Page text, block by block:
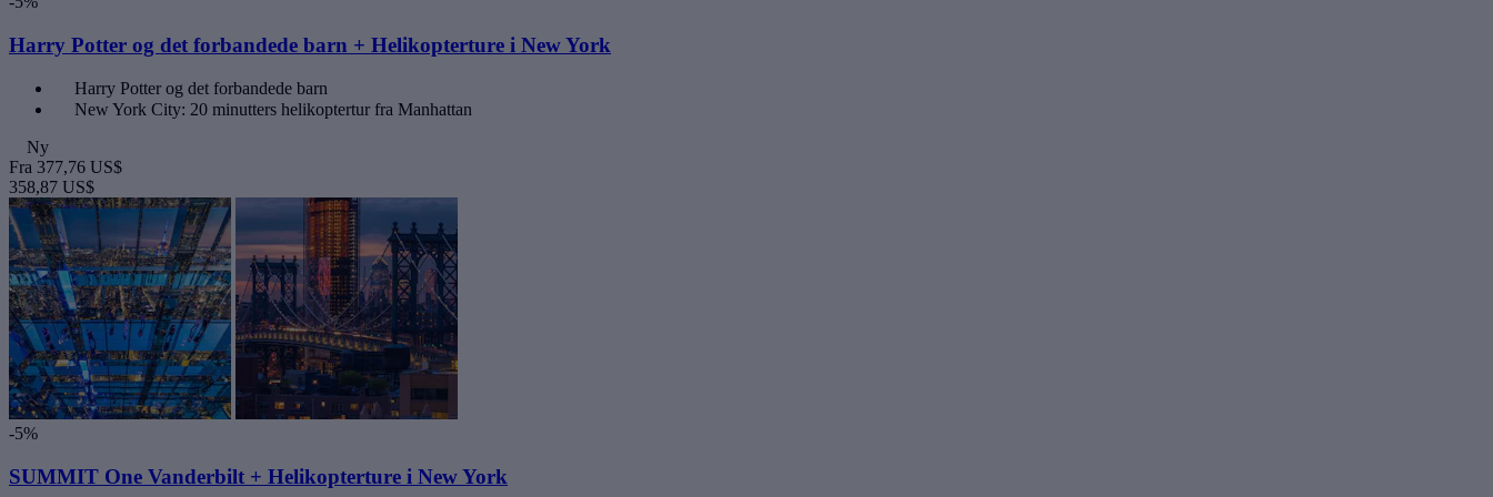
Harry Potter og det forbandede barn + Helikopterture i New York
Harry Potter og det forbandede barn
New York City: 20 minutters helikoptertur fra Manhattan
Ny
Fra 377,76 US$
358,87 US$
-5%
SUMMIT One Vanderbilt + Helikopterture i New York